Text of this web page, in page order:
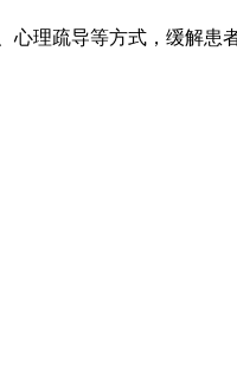
疏导等方式，缓解患